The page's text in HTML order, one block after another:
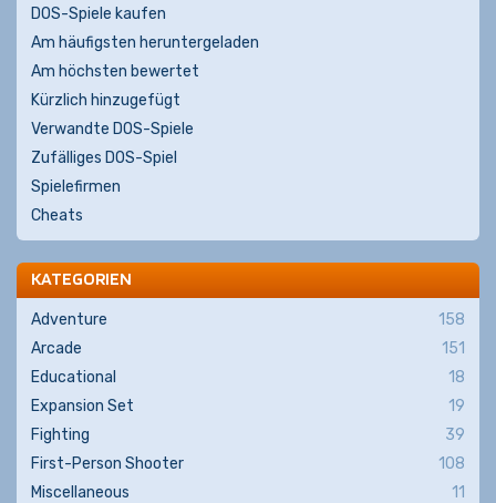
DOS-Spiele kaufen
Am häufigsten heruntergeladen
Am höchsten bewertet
Kürzlich hinzugefügt
Verwandte DOS-Spiele
Zufälliges DOS-Spiel
Spielefirmen
Cheats
KATEGORIEN
Adventure
158
Arcade
151
Educational
18
Expansion Set
19
Fighting
39
First-Person Shooter
108
Miscellaneous
11